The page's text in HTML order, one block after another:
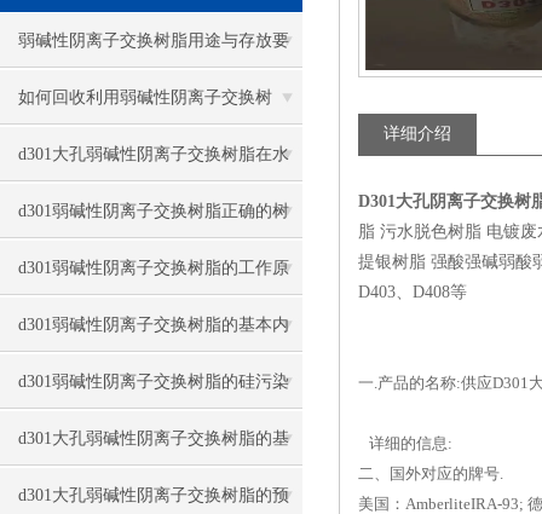
弱碱性阴离子交换树脂用途与存放要
点
如何回收利用弱碱性阴离子交换树
脂？
d301大孔弱碱性阴离子交换树脂在水
处理中的作用
d301弱碱性阴离子交换树脂正确的树
脂高度
d301弱碱性阴离子交换树脂的工作原
理与清洗方式
d301弱碱性阴离子交换树脂的基本内
容与技术
d301弱碱性阴离子交换树脂的硅污染
与油污染与解决
d301大孔弱碱性阴离子交换树脂的基
础介绍与再生方法
d301大孔弱碱性阴离子交换树脂的预
详细介绍
D301大孔阴离子交换树
脂 污水脱色树脂 电镀
提银树脂 强酸强碱弱酸
D403、D408等
一.产品的名称:供应D301
详细的信息:
二、国外对应的牌号.
美国：AmberliteIRA-93;